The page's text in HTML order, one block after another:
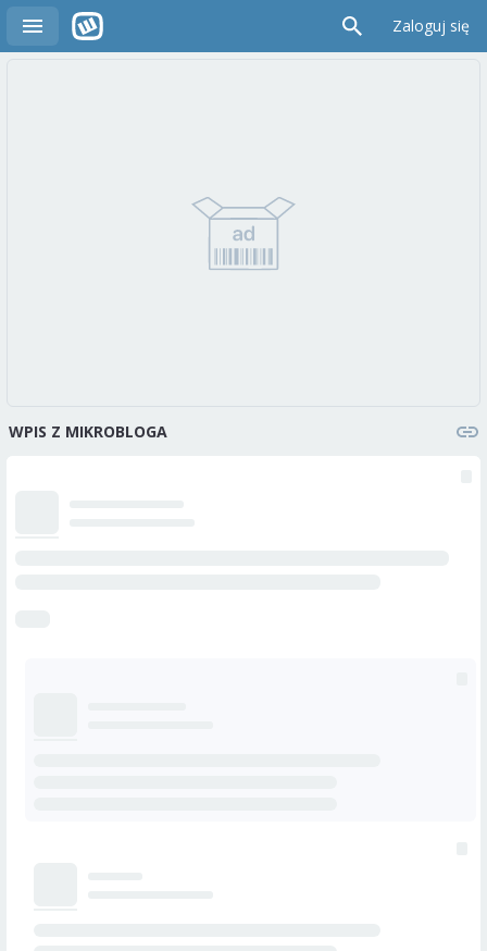
Zaloguj się
WPIS Z MIKROBLOGA